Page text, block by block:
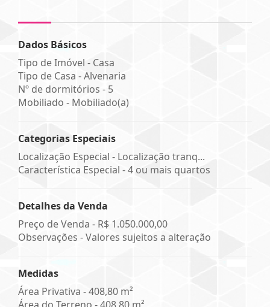
Dados Básicos
Tipo de Imóvel - Casa
Tipo de Casa - Alvenaria
Nº de dormitórios - 5
Mobiliado - Mobiliado(a)
Categorias Especiais
Localização Especial - Localização tranq...
Característica Especial - 4 ou mais quartos
Detalhes da Venda
Preço de Venda - R$ 1.050.000,00
Observações - Valores sujeitos a alteração
Medidas
Área Privativa - 408,80 m²